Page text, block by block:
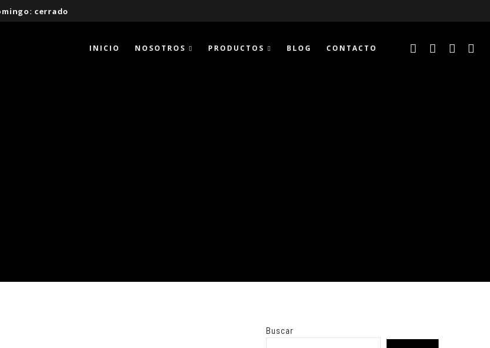
cerrado
INICIO NOSOTROS PRODUCTOS BLOG CONTACTO
Buscar